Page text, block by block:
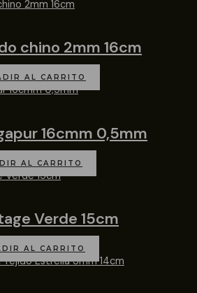
chino 2mm 16cm
AL CARRITO
16cmm 0,5mm
AL CARRITO
Verde 15cm
AL CARRITO